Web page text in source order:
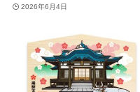
2026年6月4日